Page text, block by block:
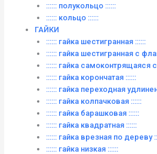
:::::: полукольцо ::::::
:::::: кольцо ::::::
ГАЙКИ
:::::: гайка шестигранная ::::::
:::::: гайка шестигранная с
:::::: гайка
:::::: гайка корончатая ::::::
:::::: гайка переходная
:::::: гайка колпачковая ::::::
:::::: гайка барашковая ::::::
:::::: гайка квадратная ::::::
:::::: гайка врезная по дереву
:::::: гайка низкая ::::::